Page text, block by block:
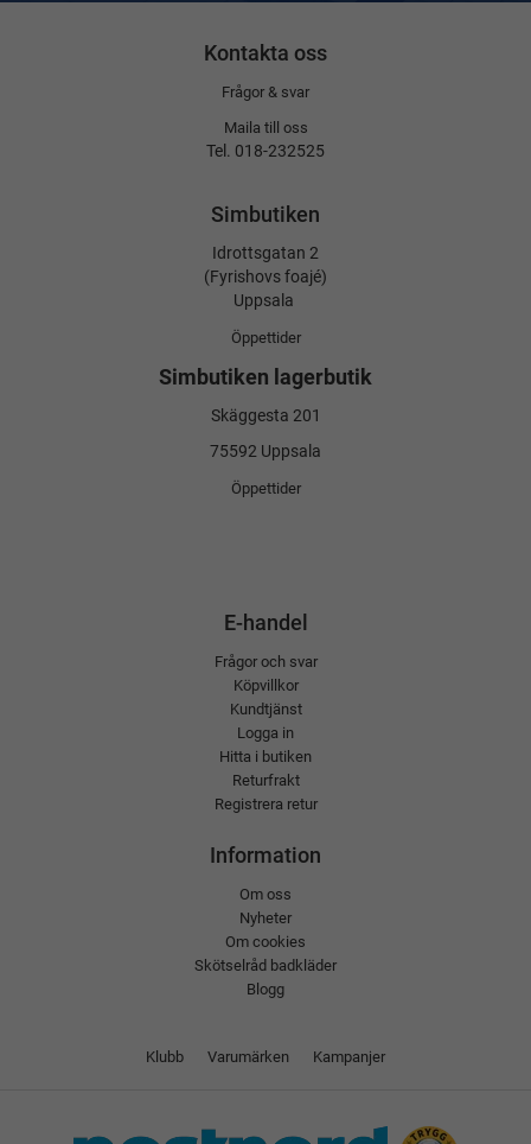
Kontakta oss
Frågor & svar
Maila till oss
Tel. 018-232525
Simbutiken
Idrottsgatan 2
(Fyrishovs foajé)
Uppsala
Öppettider
Simbutiken lagerbutik
Skäggesta 201
75592 Uppsala
Öppettider
E-handel
Frågor och svar
Köpvillkor
Kundtjänst
Logga in
Hitta i butiken
Returfrakt
Registrera retur
Information
Om oss
Nyheter
Om cookies
Skötselråd badkläder
Blogg
Klubb Varumärken Kampanjer